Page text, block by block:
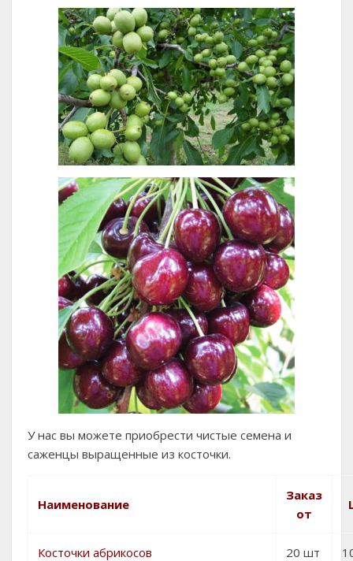
У нас вы можете приобрести чистые семена и
саженцы выращенные из косточки.
Наименование
Заказ
от
Косточки абрикосов 20 шт